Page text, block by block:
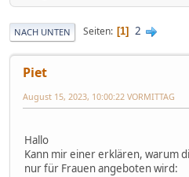
NACH UNTEN Seiten 1 2
Piet
August 15, 2023, 10:00:22 VORMITTAG
Hallo
Kann mir einer erklären, warum
nur für Frauen angeboten wird: